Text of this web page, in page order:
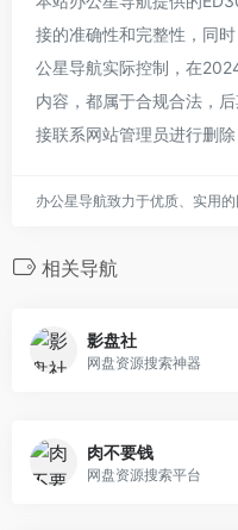
接的准确性和完整性，同
公星导航实际控制，在
内容，都属于合规合法，
接联系网站管理员进行删
办公星导航致力于优质、实用
相关导航
影盘社
网盘资源搜索神器
肉不要钱
网盘资源搜索平台